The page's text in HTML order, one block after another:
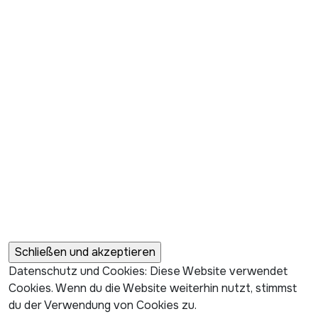
Datenschutz und Cookies: Diese Website verwendet
Cookies. Wenn du die Website weiterhin nutzt, stimmst
du der Verwendung von Cookies zu.